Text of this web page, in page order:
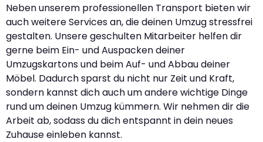
Neben unserem professionellen Transport bieten wir
auch weitere Services an, die deinen Umzug stressfrei
gestalten. Unsere geschulten Mitarbeiter helfen dir
gerne beim Ein- und Auspacken deiner
Umzugskartons und beim Auf- und Abbau deiner
Möbel. Dadurch sparst du nicht nur Zeit und Kraft,
sondern kannst dich auch um andere wichtige Dinge
rund um deinen Umzug kümmern. Wir nehmen dir die
Arbeit ab, sodass du dich entspannt in dein neues
Zuhause einleben kannst.